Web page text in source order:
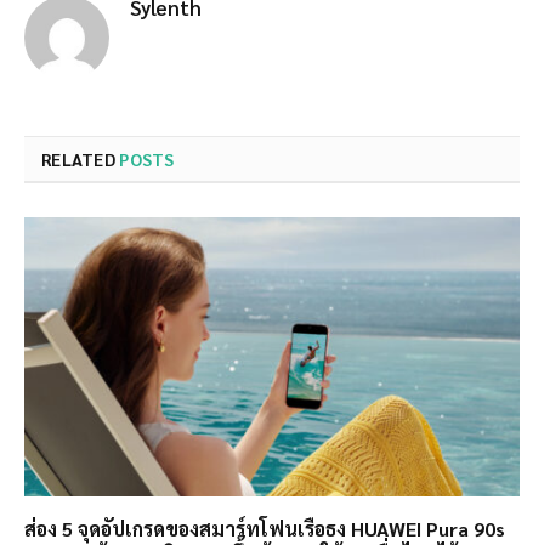
Sylenth
RELATED POSTS
ส่อง 5 จุดอัปเกรดของสมาร์ทโฟนเรือธง HUAWEI Pura 90s